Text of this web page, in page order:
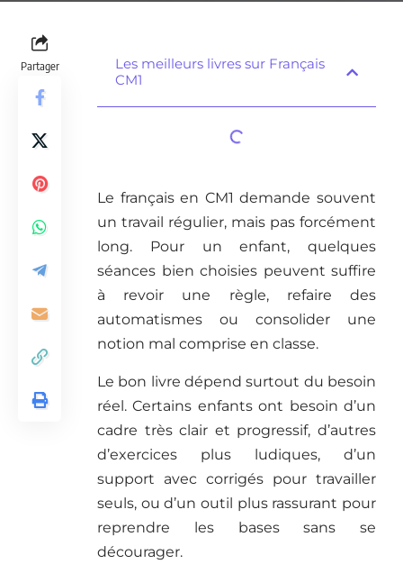
Partager
Les meilleurs livres sur Français
CM1
Le français en CM1 demande souvent
un travail régulier, mais pas forcément
long. Pour un enfant, quelques
séances bien choisies peuvent suffire
à revoir une règle, refaire des
automatismes ou consolider une
notion mal comprise en classe.
Le bon livre dépend surtout du besoin
réel. Certains enfants ont besoin d’un
cadre très clair et progressif, d’autres
d’exercices plus ludiques, d’un
support avec corrigés pour travailler
seuls, ou d’un outil plus rassurant pour
reprendre les bases sans se
décourager.